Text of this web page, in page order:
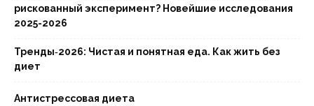
рискованный эксперимент? Новейшие исследования
2025-2026
Тренды‑2026: Чистая и понятная еда. Как жить без
диет
Антистрессовая диета